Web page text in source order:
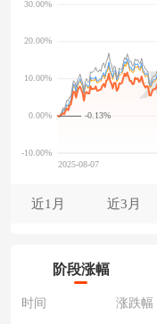
-0.13%
近1月 近3月
阶段涨幅
时间 涨跌幅